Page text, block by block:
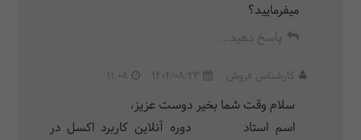
میفرمایید؟
پاسخ دهید...
کارشناس فروش 1404/08/23
11:08
سلام وقت شما بخیر دوست عزیز،
اسم استاد دوره آنلاین کاربرد اکسل در